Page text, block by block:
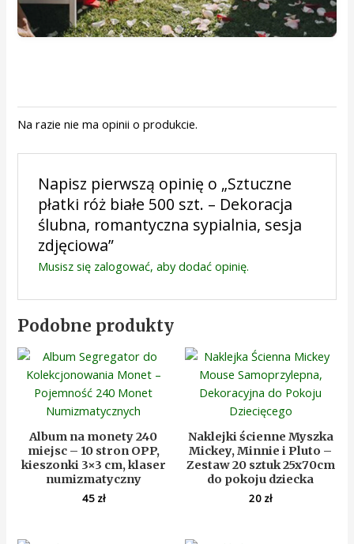
Na razie nie ma opinii o produkcie.
Napisz pierwszą opinię o „Sztuczne
płatki róż białe 500 szt. – Dekoracja
ślubna, romantyczna sypialnia, sesja
zdjęciowa”
Musisz się zalogować, aby dodać opinię.
Podobne produkty
Album na monety 240
miejsc – 10 stron OPP,
kieszonki 3×3 cm, klaser
numizmatyczny
45 zł
Naklejki ścienne Myszka
Mickey, Minnie i Pluto –
Zestaw 20 sztuk 25x70cm
do pokoju dziecka
20 zł